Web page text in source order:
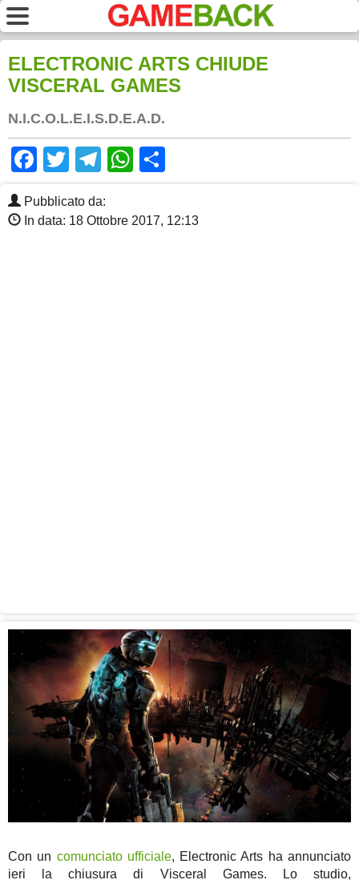
ELECTRONIC ARTS CHIUDE
VISCERAL GAMES
N.I.C.O.L.E.I.S.D.E.A.D.
Facebook
TwitterTelegram
WhatsApp
Pubblicato da:
In data: 18 Ottobre 2017, 12:13
Con un comunciato ufficiale, Electronic Arts ha annunciato
ieri la chiusura di Visceral Games. Lo studio,